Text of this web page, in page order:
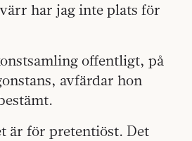
har jag inte plats för
offentligt, på
avfärdar hon
är för pretentiöst. Det